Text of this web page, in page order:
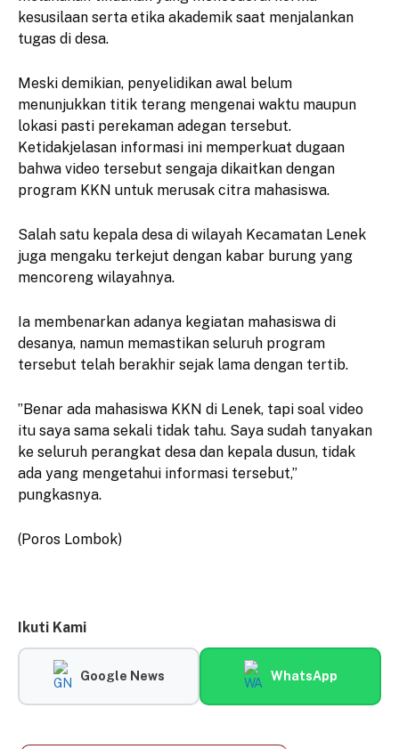
kesusilaan serta etika akademik saat menjalankan
tugas di desa.
​Meski demikian, penyelidikan awal belum
menunjukkan titik terang mengenai waktu maupun
lokasi pasti perekaman adegan tersebut.
Ketidakjelasan informasi ini memperkuat dugaan
bahwa video tersebut sengaja dikaitkan dengan
program KKN untuk merusak citra mahasiswa.
​Salah satu kepala desa di wilayah Kecamatan Lenek
juga mengaku terkejut dengan kabar burung yang
mencoreng wilayahnya.
Ia membenarkan adanya kegiatan mahasiswa di
desanya, namun memastikan seluruh program
tersebut telah berakhir sejak lama dengan tertib.
​”Benar ada mahasiswa KKN di Lenek, tapi soal video
itu saya sama sekali tidak tahu. Saya sudah tanyakan
ke seluruh perangkat desa dan kepala dusun, tidak
ada yang mengetahui informasi tersebut,”
pungkasnya.
(Poros Lombok)
Ikuti Kami
Google News WhatsApp